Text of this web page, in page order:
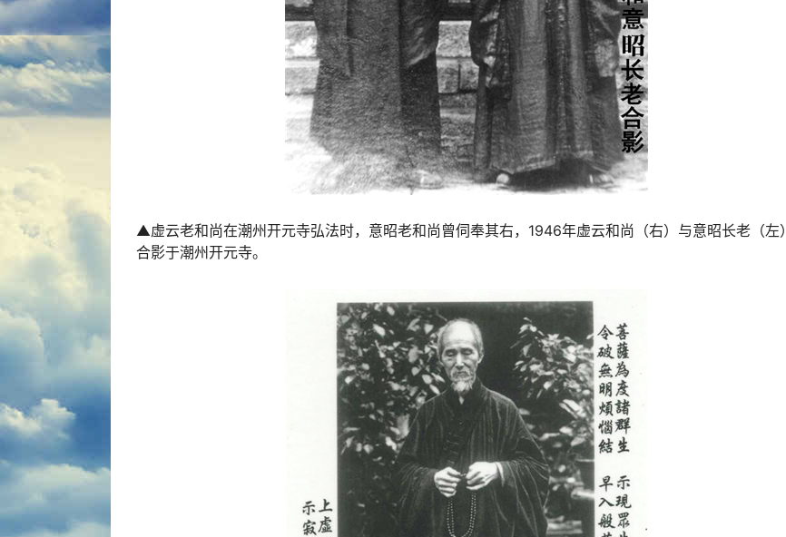
▲虚云老和尚在潮州开元寺弘法时，意昭老和尚曾伺奉其右，1946年虚云和尚（右）与意昭长老（左）
合影于潮州开元寺。